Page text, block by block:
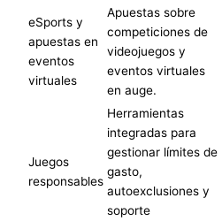
eSports y
apuestas en
eventos
virtuales
Apuestas sobre
competiciones de
videojuegos y
eventos virtuales
en auge.
Juegos
responsables
Herramientas
integradas para
gestionar límites de
gasto,
autoexclusiones y
soporte